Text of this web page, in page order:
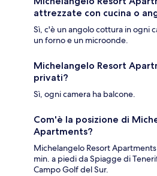
attrezzate con cucina o
Sì, c'è un angolo cottura in ogni
un forno e un microonde.
Michelangelo Resort
privati?
Sì, ogni camera ha balcone.
Com'è la posizione di
Apartments?
Michelangelo Resort
min. a piedi da Spiagge di
Campo Golf del Sur.